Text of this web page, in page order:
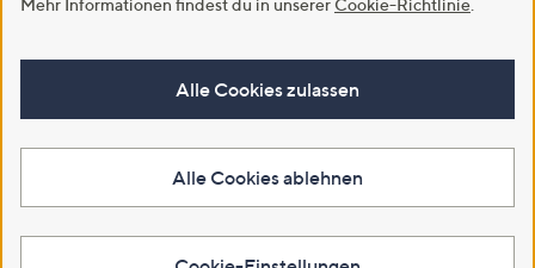
Mehr Informationen findest du in unserer Cookie-Richtlinie
Alle Cookies zulassen
Alle Cookies ablehnen